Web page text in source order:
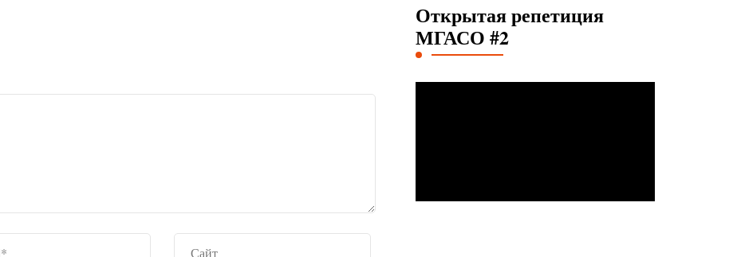
Открытая репетиция
МГАСО #2